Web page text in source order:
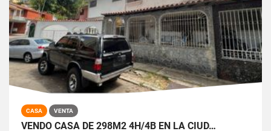
CASA VENTA
VENDO CASA DE 298M2 4H/4B EN LA CIUD…